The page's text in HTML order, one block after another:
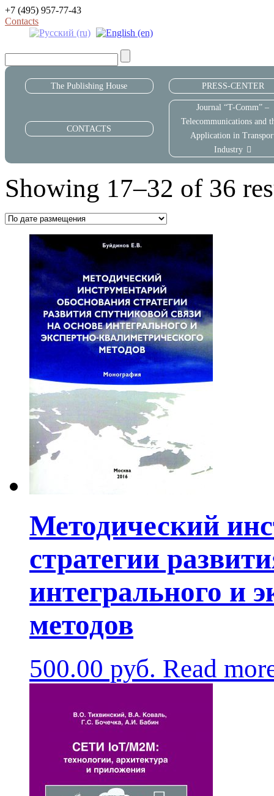
+7 (495) 957-77-43
Contacts
The Publishing House PRESS-CENTER
CONTACTS
Journal “T-Comm” –
Telecommunications and
Application in
Industry
Showing 17–32 of 36
Методический
стратегии
интегрального и
методов
500.00 руб. Read